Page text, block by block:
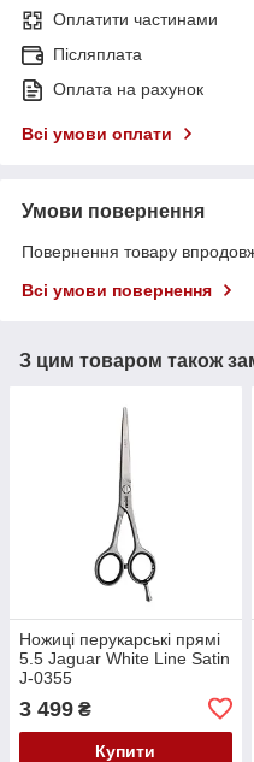
Оплатити частинами
Післяплата
Оплата на рахунок
Всі умови оплати
Умови повернення
Повернення товару
Всі умови повернення
З цим товаром також
Ножиці перукарські прямі
5.5 Jaguar White Line Satin
J-0355
3 499 ₴
Купити